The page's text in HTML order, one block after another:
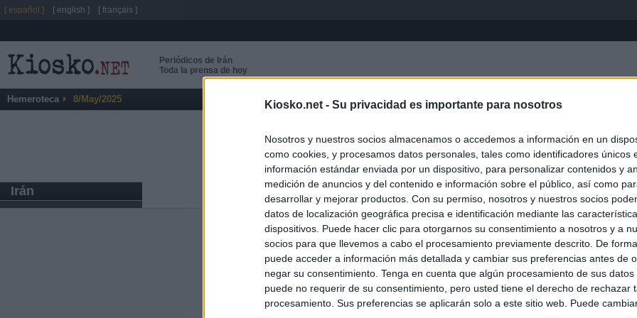
Kiosko.net - Su privacidad es importante para nosotros
Nosotros y nuestros socios almacenamos o accedemos a información en un
como cookies, y procesamos datos personales, tales como identificadores únicos
información estándar enviada por un dispositivo, para personalizar contenidos y
medición de anuncios y del contenido e información sobre el público, así como
desarrollar y mejorar productos. Con su permiso, nosotros y nuestros socios
datos de localización geográfica precisa e identificación mediante las
dispositivos. Puede hacer clic para otorgarnos su consentimiento a nosotros y a
socios para que llevemos a cabo el procesamiento previamente descrito. De
puede acceder a información más detallada y cambiar sus preferencias antes de
negar su consentimiento. Tenga en cuenta que algún procesamiento de sus
puede no requerir de su consentimiento, pero usted tiene el derecho de rechazar
procesamiento. Sus preferencias se aplicarán solo a este sitio web. Puede
Periódicos de Irán
Toda la prensa de hoy
Hemeroteca 8/May/2025 Inicio
Irán
Últimas noticias
El uso personal de Ayuso de las instituciones de la Comunidad de Madrid
El Gobierno de Ayuso pone a la venta el inmueble de Gran Vía más caro que
hace un año cuando no logró venderlo
del
[ español ] [ english ] [ français ]